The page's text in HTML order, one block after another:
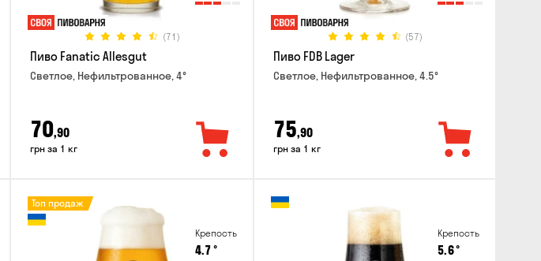
(71)
Пиво Fanatic Allesgut
Светлое, Нефильтрованное, 4°
70,90
грн за 1 кг
(57)
Пиво FDB Lager
Светлое, Нефильтрованное, 4.5°
75,90
грн за 1 кг
Крепость
4.7°
Топ продаж
Крепость
5.6°